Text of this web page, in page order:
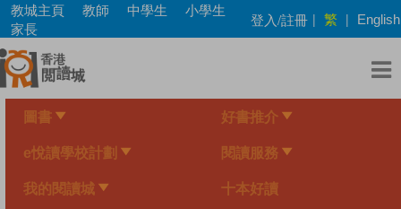
Skip
main
content
教城主頁 教師 中學生
小學生
家長
登入/註冊 | 繁 | English
圖書 好書推介
e悅讀學校計劃 閱讀服務
我的閱讀城 十本好讀